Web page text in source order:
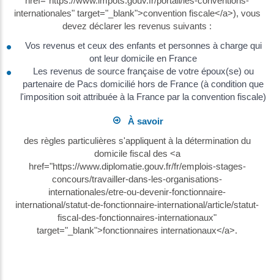
internationales" target="_blank">convention fiscale</a>), vous
devez déclarer les revenus suivants :
Vos revenus et ceux des enfants et personnes à charge qui
ont leur domicile en France
Les revenus de source française de votre époux(se) ou
partenaire de Pacs domicilié hors de France (à condition que
l'imposition soit attribuée à la France par la convention fiscale)
À savoir
des règles particulières s'appliquent à la détermination du
domicile fiscal des <a
href="https://www.diplomatie.gouv.fr/fr/emplois-stages-
concours/travailler-dans-les-organisations-
internationales/etre-ou-devenir-fonctionnaire-
international/statut-de-fonctionnaire-international/article/statut-
fiscal-des-fonctionnaires-internationaux"
target="_blank">fonctionnaires internationaux</a>.